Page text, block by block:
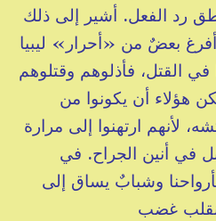
رد الفعل. أشير إلى ذلك
أفرغ بعضٌ من «أحرار» ليبيا
القتل، فأذلوهم وقتلوهم
هؤلاء أن يكونوا من
لأنهم ارتهنوا إلى مرارة
في أنين الجراح. في
وشبابٌ يساق إلى
غضب